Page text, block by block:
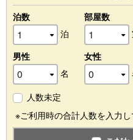
泊数
泊
部屋数
男性
名
女性
人数未定
※ご利用時の合計人数を入力